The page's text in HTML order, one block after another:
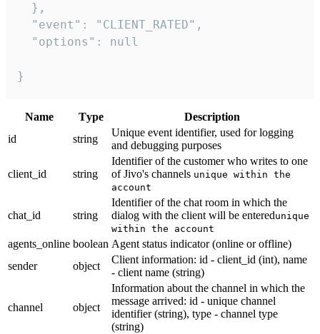
  },
  "event": "CLIENT_RATED",
  "options": null
}
Name Тype
Description
id
string
Unique event identifier, used for logging
and debugging purposes
client_id string
Identifier of the customer who writes to one
of Jivo's channels unique within the
account
chat_id string
Identifier of the chat room in which the
dialog with the client will be enteredunique
within the account
agents_online boolean Agent status indicator (online or offline)
sender
object
Client information: id - client_id (int), name
- client name (string)
channel object
Information about the channel in which the
message arrived: id - unique channel
identifier (string), type - channel type
(string)